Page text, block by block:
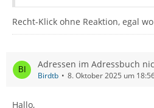
Recht-Klick ohne Reaktion, egal
Adressen im Adressbuch
Birdtb 8. Oktober 2025 um
Hallo,